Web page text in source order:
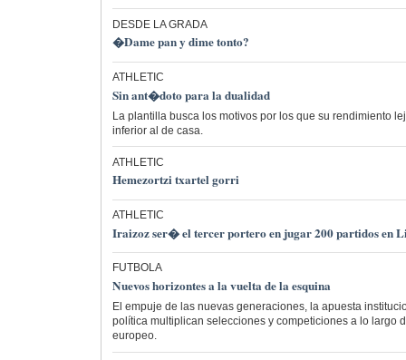
DESDE LA GRADA
�Dame pan y dime tonto?
ATHLETIC
Sin ant�doto para la dualidad
La plantilla busca los motivos por los que su rendimiento
inferior al de casa.
ATHLETIC
Hemezortzi txartel gorri
ATHLETIC
Iraizoz ser� el tercer portero en jugar 200 partidos en
FUTBOLA
Nuevos horizontes a la vuelta de la esquina
El empuje de las nuevas generaciones, la apuesta
política multiplican selecciones y competiciones a lo largo
europeo.